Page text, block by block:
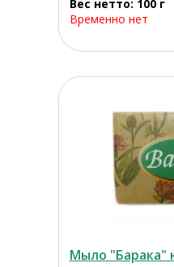
Вес нетто: 100 г
Временно нет
Мыло "Барака"